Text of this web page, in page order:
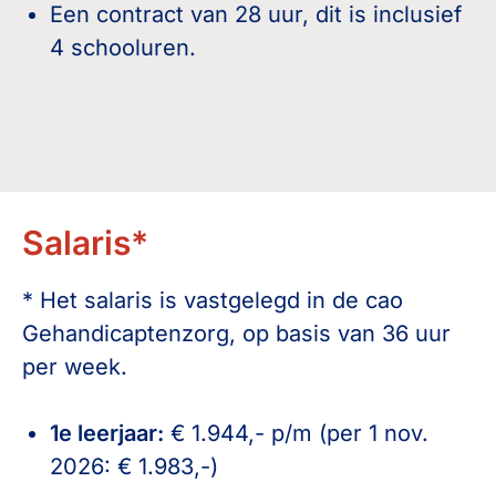
Een contract van 28 uur, dit is inclusief
4 schooluren.
Salaris*
* Het salaris is vastgelegd in de cao
Gehandicaptenzorg, op basis van 36 uur
per week.
1e leerjaar: € 1.944,- p/m (per 1 nov.
2026: € 1.983,-)